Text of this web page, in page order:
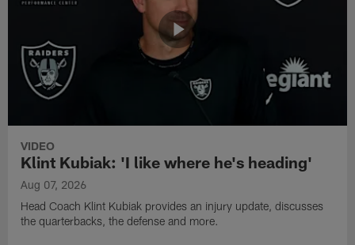
VIDEO
Klint Kubiak: 'I like where he's heading'
Aug 07, 2026
Head Coach Klint Kubiak provides an injury update, discusses
the quarterbacks, the defense and more.